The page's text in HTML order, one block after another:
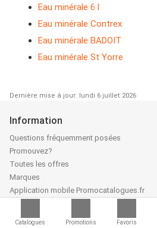
Catalogues Promotions Favoris
Eau minérale 6 l
Eau minérale Contrex
Eau minérale BADOIT
Eau minérale St Yorre
Dernière mise à jour: lundi 6 juillet 2026
Information
Questions fréquemment posées
Promouvez?
Toutes les offres
Marques
Application mobile Promocatalogues.fr
Publiez votre catalogue